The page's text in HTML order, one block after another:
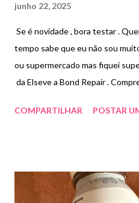
junho 22, 2025
Se é novidade , bora testar .
tempo sabe que eu não sou
ou supermercado mas fiquei
da Elseve a Bond Repair .
bem famosinha fora do Brasil e
ligações capilares quebradas a
transformados . Sobre o
COMPARTILHAR POSTAR